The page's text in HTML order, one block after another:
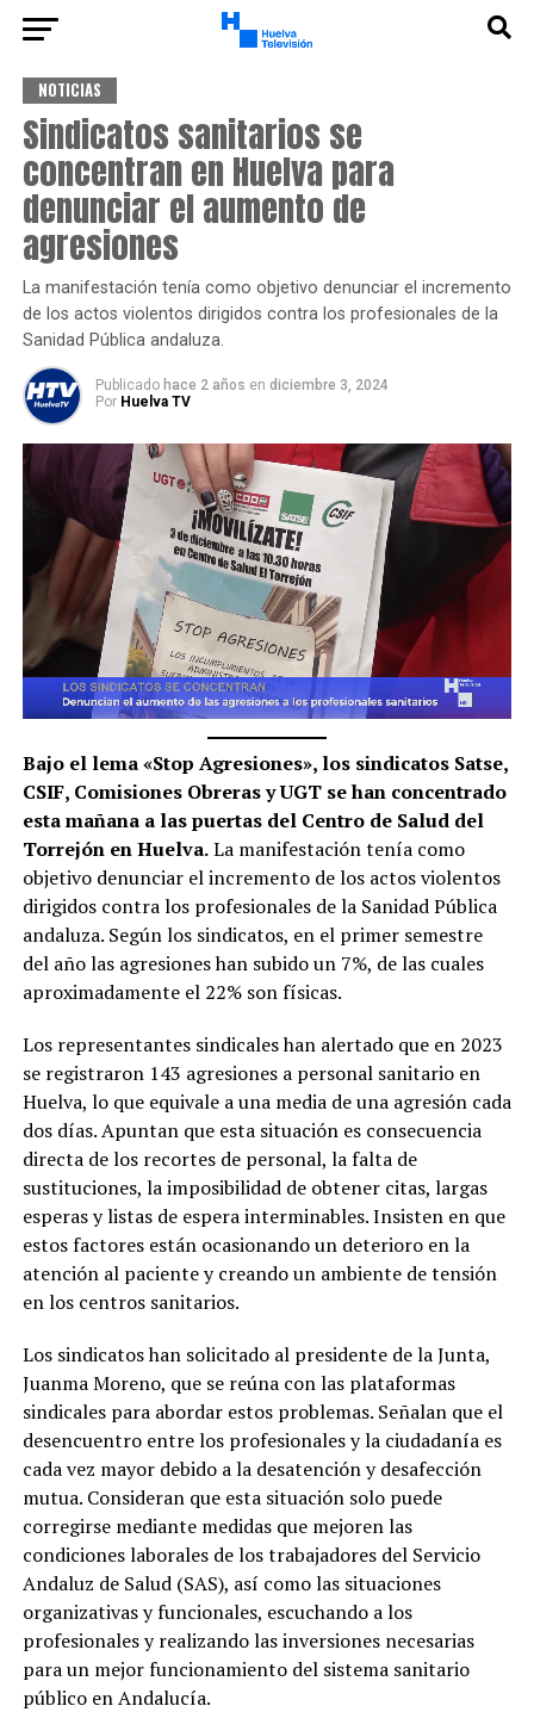
NOTICIAS
Sindicatos sanitarios se
concentran en Huelva para
denunciar el aumento de
agresiones
La manifestación tenía como objetivo denunciar el incremento
de los actos violentos dirigidos contra los profesionales de la
Sanidad Pública andaluza.
Publicado hace 2 años en diciembre 3, 2024
Por Huelva TV
Bajo el lema «Stop Agresiones», los sindicatos Satse,
CSIF, Comisiones Obreras y UGT se han concentrado
esta mañana a las puertas del Centro de Salud del
Torrejón en Huelva.La manifestación tenía como
objetivo denunciar el incremento de los actos violentos
dirigidos contra los profesionales de la Sanidad Pública
andaluza. Según los sindicatos, en el primer semestre
del año las agresiones han subido un 7%, de las cuales
aproximadamente el 22% son físicas.
Los representantes sindicales han alertado que en 2023
se registraron 143 agresiones a personal sanitario en
Huelva, lo que equivale a una media de una agresión cada
dos días. Apuntan que esta situación es consecuencia
directa de los recortes de personal, la falta de
sustituciones, la imposibilidad de obtener citas, largas
esperas y listas de espera interminables. Insisten en que
estos factores están ocasionando un deterioro en la
atención al paciente y creando un ambiente de tensión
en los centros sanitarios.
Los sindicatos han solicitado al presidente de la Junta,
Juanma Moreno, que se reúna con las plataformas
sindicales para abordar estos problemas. Señalan que el
desencuentro entre los profesionales y la ciudadanía es
cada vez mayor debido a la desatención y desafección
mutua. Consideran que esta situación solo puede
corregirse mediante medidas que mejoren las
condiciones laborales de los trabajadores del Servicio
Andaluz de Salud (SAS), así como las situaciones
organizativas y funcionales, escuchando a los
profesionales y realizando las inversiones necesarias
para un mejor funcionamiento del sistema sanitario
público en Andalucía.